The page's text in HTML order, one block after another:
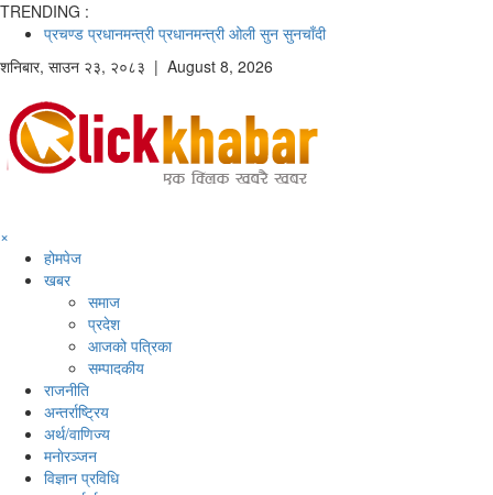
TRENDING :
प्रचण्ड प्रधानमन्त्री प्रधानमन्त्री ओली सुन सुनचाँदी
शनिबार, साउन २३, २०८३ | August 8, 2026
×
होमपेज
खबर
समाज
प्रदेश
आजको पत्रिका
सम्पादकीय
राजनीति
अन्तर्राष्ट्रिय
अर्थ/वाणिज्य
मनाेरञ्जन
विज्ञान प्रविधि